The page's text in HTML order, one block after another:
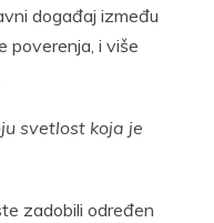
događaj između
poverenja, i više
svetlost koja je
zadobili određen